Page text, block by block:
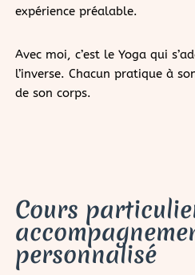
expérience préalable.
Avec moi, c’est le Yoga qui
l’inverse. Chacun pratique à
de son corps.
Cours
personnalisé